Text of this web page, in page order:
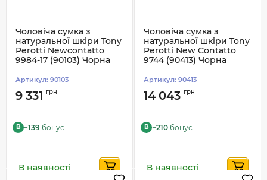
Чоловіча сумка з
натуральної шкіри Tony
Perotti Newcontatto
9984-17 (90103) Чорна
Артикул: 90103
9 331 грн
B +139 бонус
В наявності
Чоловіча сумка з
натуральної шкіри Tony
Perotti New Contatto
9744 (90413) Чорна
Артикул: 90413
14 043 грн
B +210 бонус
В наявності